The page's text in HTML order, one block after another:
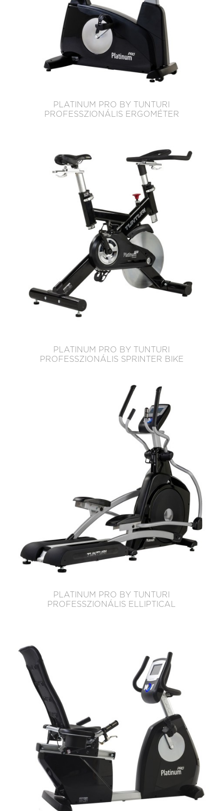
PLATINUM PRO BY TUNTURI
PROFESSZIONÁLIS ERGOMÉTER
PLATINUM PRO BY TUNTURI
PROFESSZIONÁLIS SPRINTER BIKE
PLATINUM PRO BY TUNTURI
PROFESSZIONÁLIS ELLIPTICAL